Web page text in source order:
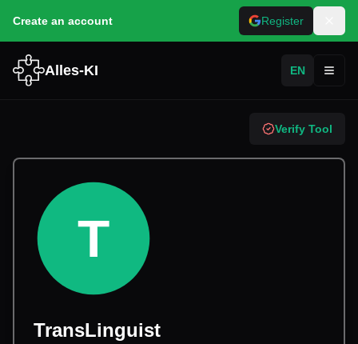
Create an account Register
Alles-KI EN
Verify Tool
T
TransLinguist